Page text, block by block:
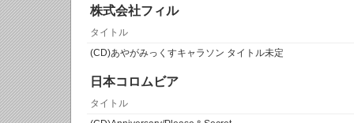
株式会社フィル
タイトル
(CD)あやがみっくすキャラソン タイトル未定
日本コロムビア
タイトル